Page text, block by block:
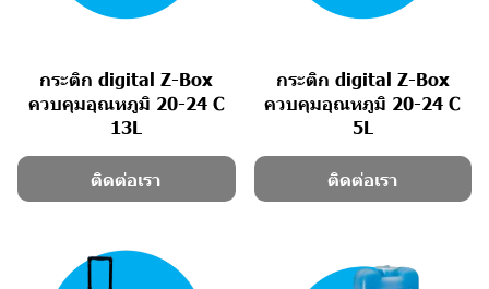
กระติก digital Z-Box
ควบคุมอุณหภูมิ 20-24 C
13L
ติดต่อเรา
กระติก digital Z-Box
ควบคุมอุณหภูมิ 20-24 C
5L
ติดต่อเรา